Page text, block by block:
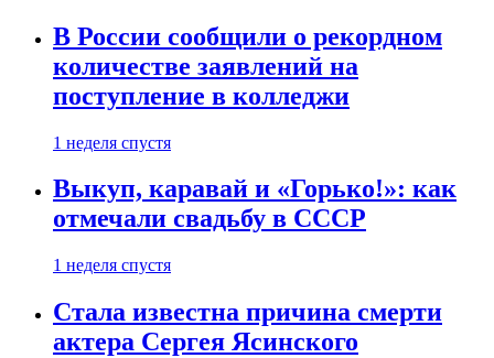
В России сообщили о рекордном
количестве заявлений на
поступление в колледжи
1 неделя спустя
Выкуп, каравай и «Горько!»: как
отмечали свадьбу в СССР
1 неделя спустя
Стала известна причина смерти
актера Сергея Ясинского